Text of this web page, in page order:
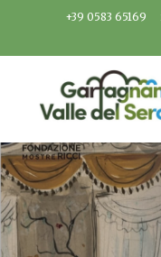
+39 0583 65169